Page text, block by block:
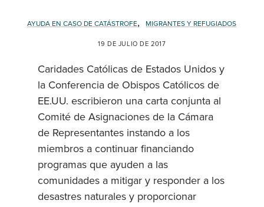
AYUDA EN CASO DE CATÁSTROFE, MIGRANTES Y REFUGIADOS
19 DE JULIO DE 2017
Caridades Católicas de Estados Unidos y
la Conferencia de Obispos Católicos de
EE.UU. escribieron una carta conjunta al
Comité de Asignaciones de la Cámara
de Representantes instando a los
miembros a continuar financiando
programas que ayuden a las
comunidades a mitigar y responder a los
desastres naturales y proporcionar